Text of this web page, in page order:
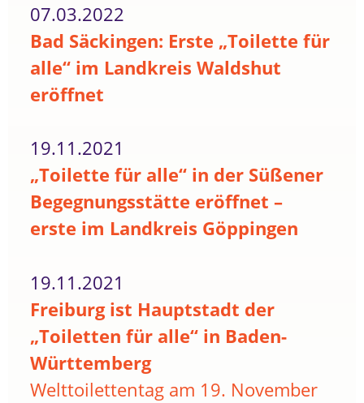
07.03.2022
Bad Säckingen: Erste „Toilette für
alle“ im Landkreis Waldshut
eröffnet
19.11.2021
„Toilette für alle“ in der Süßener
Begegnungsstätte eröffnet –
erste im Landkreis Göppingen
19.11.2021
Freiburg ist Hauptstadt der
„Toiletten für alle“ in Baden-
Württemberg
Welttoilettentag am 19. November